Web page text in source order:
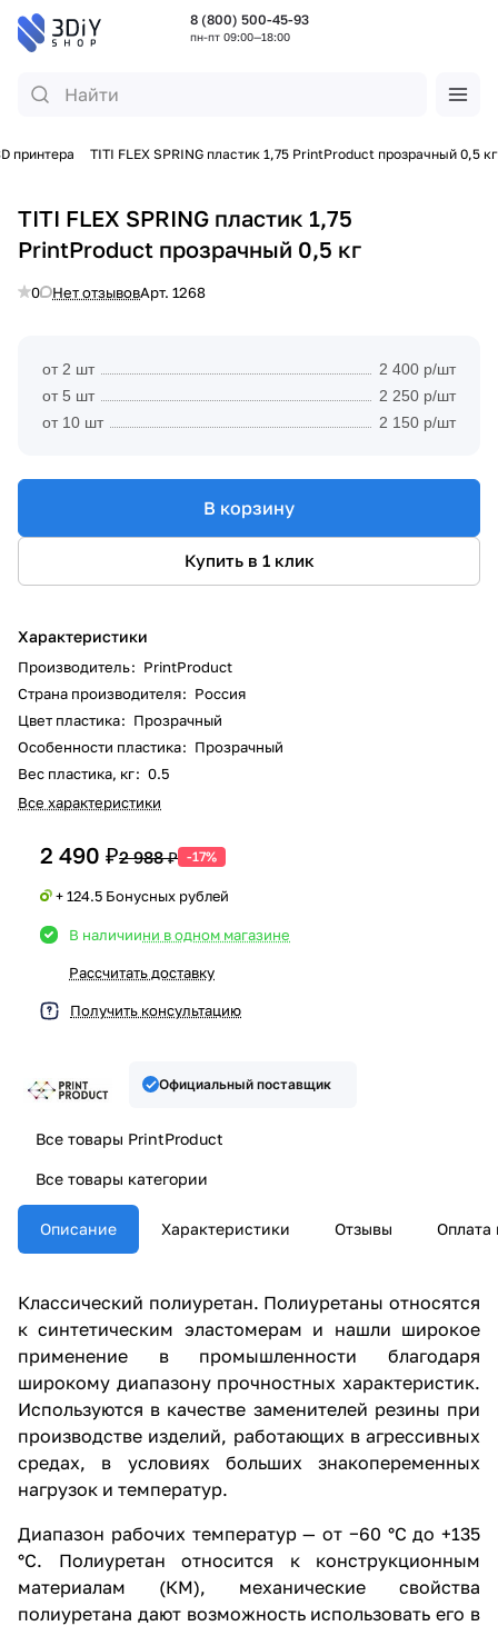
8 (800) 500-45-93
пн-пт 09:00—18:00
принтера TITI FLEX SPRING пластик 1,75 PrintProduct прозрачный 0,5 кг
TITI FLEX SPRING пластик 1,75
PrintProduct прозрачный 0,5 кг
0 Нет отзывовАрт. 1268
от 2 шт
2 400 р/шт
от 5 шт
2 250 р/шт
от 10 шт
2 150 р/шт
В корзину
Купить в 1 клик
Характеристики
Производитель: PrintProduct
Страна производителя: Россия
Цвет пластика: Прозрачный
Особенности пластика: Прозрачный
Вес пластика, кг: 0.5
Все характеристики
2 490 ₽2 988 ₽ -17%
+ 124.5 Бонусных рублей
В наличиини в одном магазине
Рассчитать доставку
Получить консультацию
Официальный поставщик
Все товары PrintProduct
Все товары категории
Описание Характеристики Отзывы Оплата
Классический полиуретан. Полиуретаны относятся
к синтетическим эластомерам и нашли широкое
применение в промышленности благодаря
широкому диапазону прочностных характеристик.
Используются в качестве заменителей резины при
производстве изделий, работающих в агрессивных
средах, в условиях больших знакопеременных
нагрузок и температур.
Диапазон рабочих температур — от −60 °С до +135
°С. Полиуретан относится к конструкционным
материалам (КМ), механические свойства
полиуретана дают возможность использовать его в